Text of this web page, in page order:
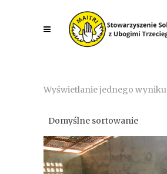
Wyświetlanie jednego wyniku
Domyślne sortowanie